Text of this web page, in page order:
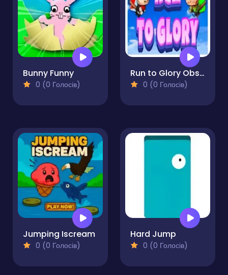
Bunny Funny
0 (0 Голосів)
Run to Glory Obstacle Dash Adventure
0 (0 Голосів)
Jumping Iscream
0 (0 Голосів)
Hard Jump
0 (0 Голосів)